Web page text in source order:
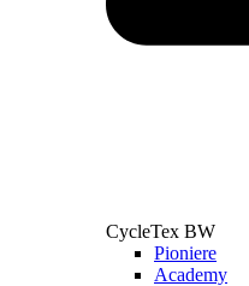
CycleTex BW
Pioniere
Academy